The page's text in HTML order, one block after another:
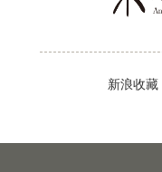
新浪收藏